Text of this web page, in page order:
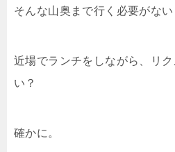
そんな山奥まで行く必要がない
近場でランチをしながら、リ
い？
確かに。